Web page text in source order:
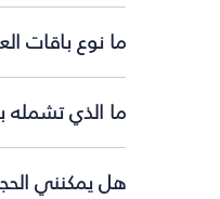
ما نوع باقات
ما الذي تشمله
هل يمكنني